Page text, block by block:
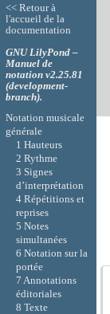
<< Retour à
l'accueil de la
documentation
GNU LilyPond –
Manuel de
notation v2.25.81
(development-
branch).
Notation musicale
générale
1 Hauteurs
2 Rythme
3 Signes
d’interprétation
4 Répétitions et
reprises
5 Notes
simultanées
6 Notation sur la
portée
7 Annotations
éditoriales
8 Texte